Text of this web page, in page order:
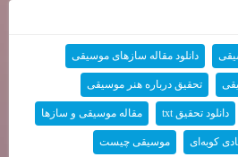
دانلود مقاله سازهای موسیقی
تحقیق درباره هنر موسیقی
دانلود تحقیق txt مقاله موسیقی و سازها
کوبه‌ای موسیقی چیست